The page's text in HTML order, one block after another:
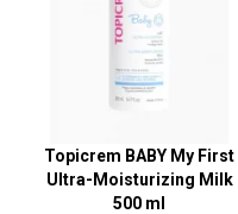
Topicrem BABY My First
Ultra-Moisturizing Milk
500 ml